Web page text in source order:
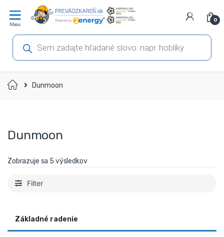
navigáciu
obsah
0
Products
search
Domov Dunmoon
Dunmoon
Zobrazuje sa 5 výsledkov
Filter
Základné radenie